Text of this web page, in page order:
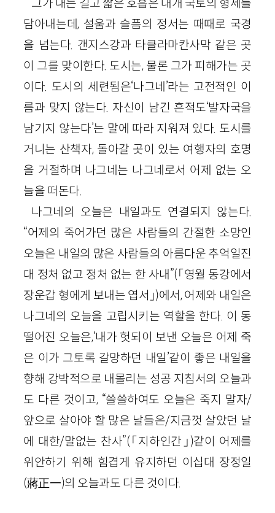
그가 내는 길고 짧은 호흡은 대개 국토의 형세를
담아내는데, 설움과 슬픔의 정서는 때때로 국경
을 넘는다. 갠지스강과 타클라마칸사막 같은 곳
이 그를 맞이한다. 도시는, 물론 그가 피해가는 곳
이다. 도시의 세련됨은‘나그네’라는 고전적인 이
름과 맞지 않는다. 자신이 남긴 흔적도‘발자국을
남기지 않는다’는 말에 따라 지워져 있다. 도시를
거니는 산책자, 돌아갈 곳이 있는 여행자의 호명
을 거절하며 나그네는 나그네로서 어제 없는 오
늘을 떠돈다.
나그네의 오늘은 내일과도 연결되지 않는다.
“어제의 죽어가던 많은 사람들의 간절한 소망인
오늘은 내일의 많은 사람들의 아름다운 추억일진
대 정처 없고 정처 없는 한 사내”(「영월 동강에서
장운갑 형에게 보내는 엽서」)에서, 어제와 내일은
나그네의 오늘을 고립시키는 역할을 한다. 이 동
떨어진 오늘은,‘내가 헛되이 보낸 오늘은 어제 죽
은 이가 그토록 갈망하던 내일’같이 좋은 내일을
향해 강박적으로 내몰리는 성공 지침서의 오늘과
도 다른 것이고, “쓸쓸하여도 오늘은 죽지 말자/
앞으로 살아야 할 많은 날들은/지금껏 살았던 날
에 대한/말없는 찬사”(「지하인간」)같이 어제를
위안하기 위해 힘겹게 유지하던 이십대 장정일
(蔣正一)의 오늘과도 다른 것이다.